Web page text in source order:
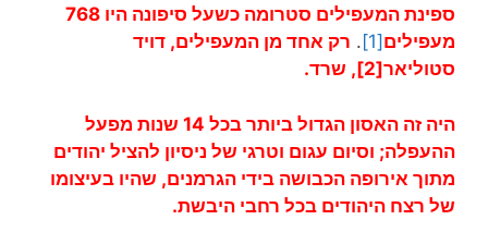
ספינת המעפילים סטרומה כשעל סיפונה היו 768
מעפילים [1]
. רק אחד מן המעפילים, דויד
סטוליאר[2] , שרד.
היה זה האסון הגדול ביותר בכל 14 שנות מפעל
ההעפלה; וסיום עגום וטרגי של ניסיון להציל יהודים
מתוך אירופה הכבושה בידי הגרמנים, שהיו בעיצומו
של רצח היהודים בכל רחבי היבשת.